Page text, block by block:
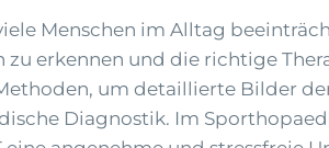
Menschen im Alltag
zu erkennen und die richtige
um detaillierte Bilder
Diagnostik. Im